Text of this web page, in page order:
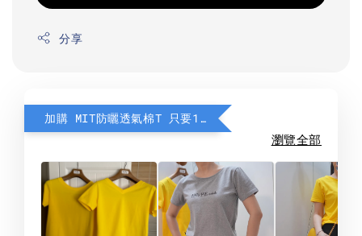
分享
加購 MIT防曬透氣棉T 只要190元
瀏覽全部